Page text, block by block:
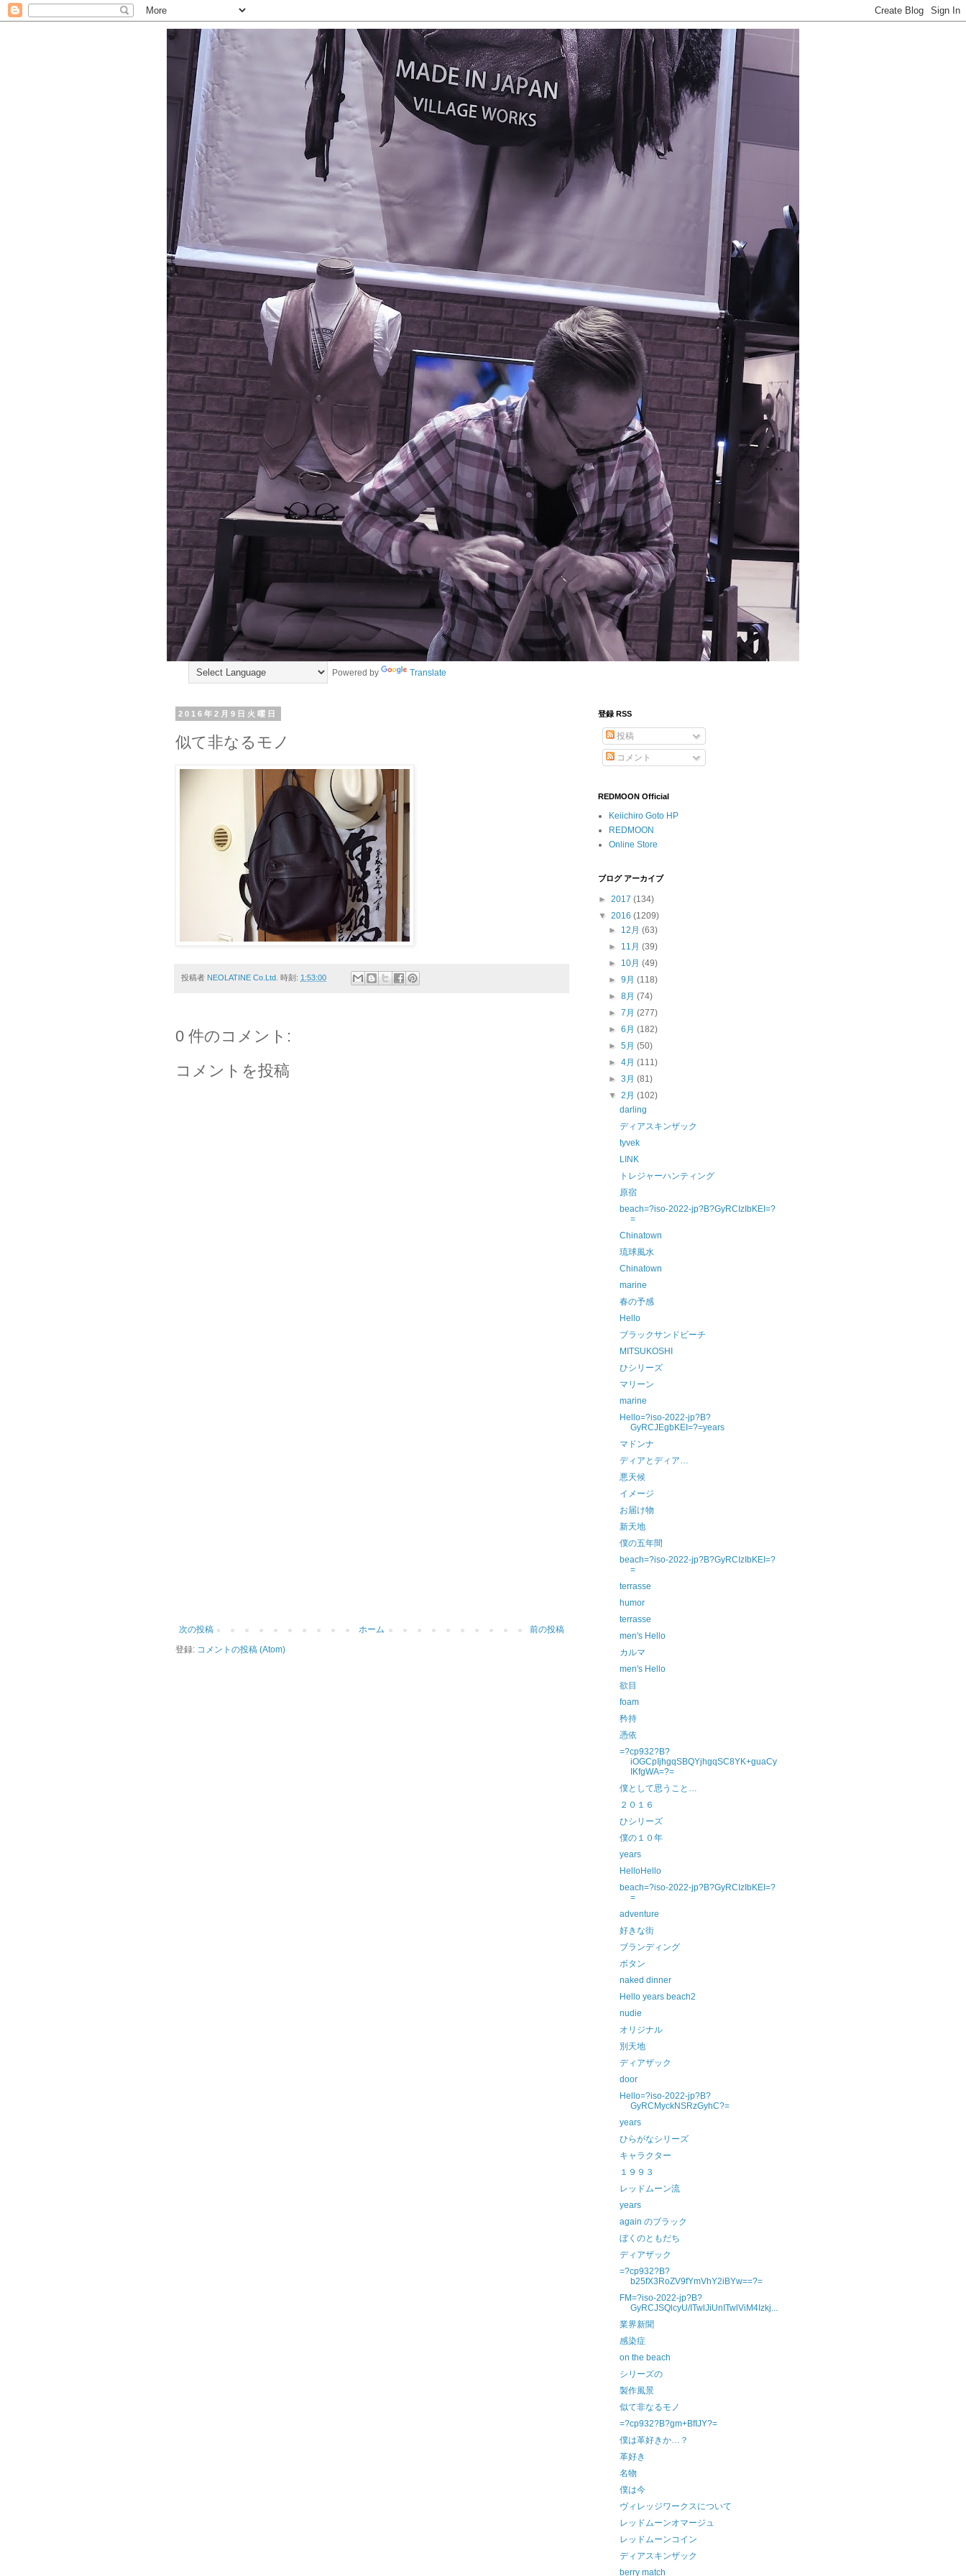
Powered by Translate
2016年2月9日火曜日
似て非なるモノ
投稿者 NEOLATINE Co.Ltd. 時刻: 1:53:00
0 件のコメント:
コメントを投稿
次の投稿 前の投稿
ホーム
登録: コメントの投稿 (Atom)
登録 RSS
投稿
コメント
REDMOON Official
Keiichiro Goto HP
REDMOON
Online Store
ブログ アーカイブ
► 2017 (134)
▼ 2016 (1209)
► 12月(63)
► 11月(39)
► 10月(49)
►9月(118)
►8月(74)
►7月(277)
►6月(182)
►5月(50)
►4月(111)
►3月(81)
▼2月(102)
darling
ディアスキンザック
tyvek
LINK
トレジャーハンティング
原宿
beach=?iso-2022-jp?B?GyRCIzIbKEI=?
=
Chinatown
琉球風水
Chinatown
marine
春の予感
Hello
ブラックサンドビーチ
MITSUKOSHI
ひシリーズ
マリーン
marine
Hello=?iso-2022-jp?B?
GyRCJEgbKEI=?=years
マドンナ
ディアとディア…
悪天候
イメージ
お届け物
新天地
僕の五年間
beach=?iso-2022-jp?B?GyRCIzIbKEI=?
=
terrasse
humor
terrasse
men's Hello
カルマ
men's Hello
欲目
foam
矜持
憑依
=?cp932?B?
iOGCpIjhgqSBQYjhgqSC8YK+guaCy
IKfgWA=?=
僕として思うこと…
２０１６
ひシリーズ
僕の１０年
years
HelloHello
beach=?iso-2022-jp?B?GyRCIzIbKEI=?
=
adventure
好きな街
ブランディング
ボタン
naked dinner
Hello years beach2
nudie
オリジナル
別天地
ディアザック
door
Hello=?iso-2022-jp?B?
GyRCMyckNSRzGyhC?=
years
ひらがなシリーズ
キャラクター
１９９３
レッドムーン流
years
again のブラック
ぼくのともだち
ディアザック
=?cp932?B?
b25fX3RoZV9fYmVhY2iBYw==?=
FM=?iso-2022-jp?B?
GyRCJSQlcyU/ITwlJiUnITwlViM4Izkj...
業界新聞
感染症
on the beach
シリーズの
製作風景
似て非なるモノ
=?cp932?B?gm+BfIJY?=
僕は革好きか…？
革好き
名物
僕は今
ヴィレッジワークスについて
レッドムーンオマージュ
レッドムーンコイン
ディアスキンザック
berry match